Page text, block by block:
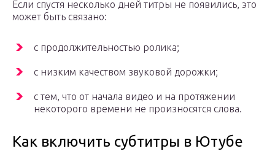
Если спустя несколько дней титры не появились, это
может быть связано:
с продолжительностью ролика;
с низким качеством звуковой дорожки;
с тем, что от начала видео и на протяжении
некоторого времени не произносятся слова.
Как включить субтитры в Ютубе